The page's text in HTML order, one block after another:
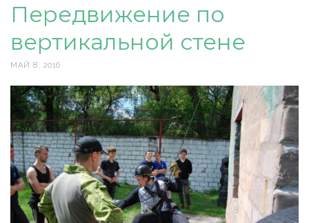
Передвижение по
вертикальной стене
МАЙ 8, 2016